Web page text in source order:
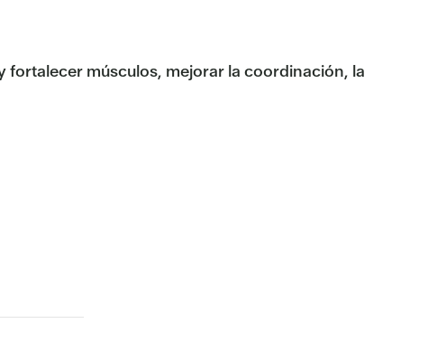
fortalecer músculos, mejorar la coordinación, la